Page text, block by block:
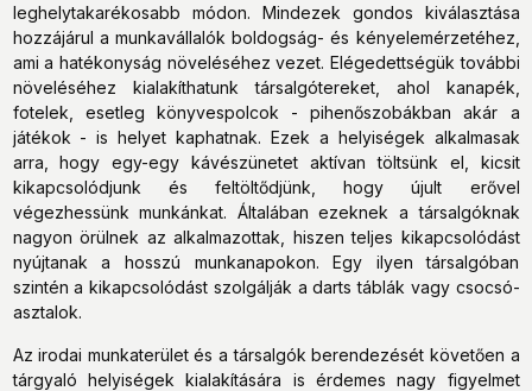
leghelytakarékosabb módon. Mindezek gondos kiválasztása
hozzájárul a munkavállalók boldogság- és kényelemérzetéhez,
ami a hatékonyság növeléséhez vezet. Elégedettségük további
növeléséhez kialakíthatunk társalgótereket, ahol kanapék,
fotelek, esetleg könyvespolcok - pihenőszobákban akár a
játékok - is helyet kaphatnak. Ezek a helyiségek alkalmasak
arra, hogy egy-egy kávészünetet aktívan töltsünk el, kicsit
kikapcsolódjunk és feltöltődjünk, hogy újult erővel
végezhessünk munkánkat. Általában ezeknek a társalgóknak
nagyon örülnek az alkalmazottak, hiszen teljes kikapcsolódást
nyújtanak a hosszú munkanapokon. Egy ilyen társalgóban
szintén a kikapcsolódást szolgálják a darts táblák vagy csocsó-
asztalok.
Az irodai munkaterület és a társalgók berendezését követően a
tárgyaló helyiségek kialakítására is érdemes nagy figyelmet